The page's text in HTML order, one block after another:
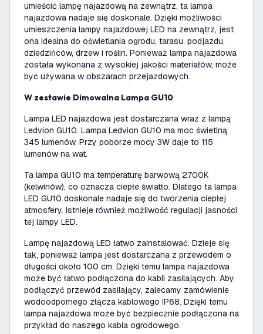
umieścić lampę najazdową na zewnątrz, ta lampa
najazdowa nadaje się doskonale. Dzięki możliwości
umieszczenia lampy najazdowej LED na zewnątrz, jest
ona idealna do oświetlania ogrodu, tarasu, podjazdu,
dziedzińców, drzew i roślin. Ponieważ lampa najazdowa
została wykonana z wysokiej jakości materiałów, może
być używana w obszarach przejazdowych.
W zestawie Dimowalna Lampa GU10
Lampa LED najazdowa jest dostarczana wraz z lampą
Ledvion GU10. Lampa Ledvion GU10 ma moc świetlną
345 lumenów. Przy poborze mocy 3W daje to 115
lumenów na wat.
Ta lampa GU10 ma temperaturę barwową 2700K
(kelwinów), co oznacza ciepłe światło. Dlatego ta lampa
LED GU10 doskonale nadaje się do tworzenia ciepłej
atmosfery. Istnieje również możliwość regulacji jasności
tej lampy LED.
Lampę najazdową LED łatwo zainstalować. Dzieje się
tak, ponieważ lampa jest dostarczana z przewodem o
długości około 100 cm. Dzięki temu lampa najazdowa
może być łatwo podłączona do kabli zasilających. Aby
podłączyć przewód zasilający, zalecamy zamówienie
wodoodpornego złącza kablowego IP68. Dzięki temu
lampa najazdowa może być bezpiecznie podłączona na
przykład do naszego kabla ogrodowego.